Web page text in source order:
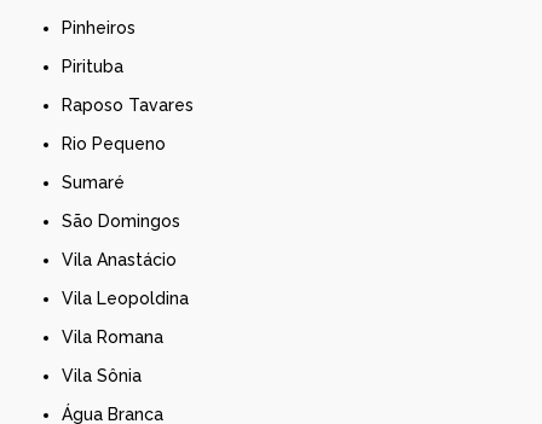
Pinheiros
Pirituba
Raposo Tavares
Rio Pequeno
Sumaré
São Domingos
Vila Anastácio
Vila Leopoldina
Vila Romana
Vila Sônia
Água Branca